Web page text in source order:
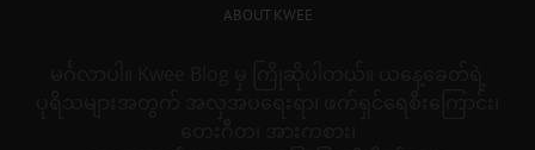
ABOUT KWEE